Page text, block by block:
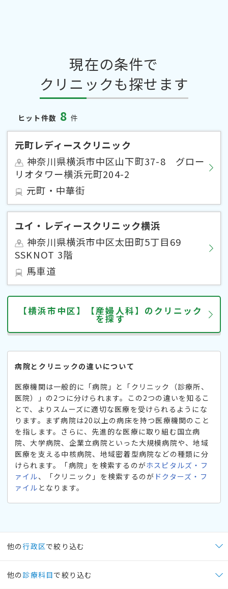
現在の条件で
クリニックも探せます
ヒット件数 8 件
元町レディースクリニック
神奈川県横浜市中区山下町37-8 グロー
リオタワー横浜元町204-2
元町・中華街
ユイ・レディースクリニック横浜
神奈川県横浜市中区太田町5丁目69
SSKNOT 3階
馬車道
【横浜市中区】【産婦人科】のクリニック
を探す
病院とクリニックの違いについて
医療機関は一般的に「病院」と「クリニック（診療所、
医院）」の2つに分けられます。この2つの違いを知るこ
とで、よりスムーズに適切な医療を受けられるようにな
ります。まず病院は20以上の病床を持つ医療機関のこと
を指します。さらに、先進的な医療に取り組む国立病
院、大学病院、企業立病院といった大規模病院や、地域
医療を支える中核病院、地域密着型病院などの種類に分
けられます。「病院」を検索するのがホスピタルズ・フ
ァイル、「クリニック」を検索するのが ドクターズ・フ
ァイル となります。
他の行政区で絞り込む
他の 診療科目で絞り込む